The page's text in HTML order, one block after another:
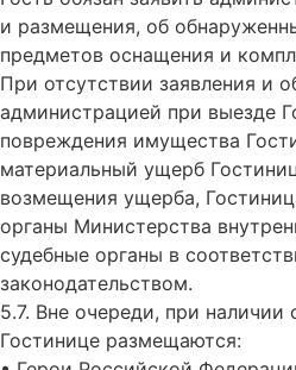
и размещения, об
предметов оснащения и
При отсутствии заявления и
администрацией при выезде
повреждения имущества
материальный ущерб
возмещения ущерба,
органы Министерства
судебные органы в
законодательством.
5.7. Вне очереди, при
Гостинице размещаются: